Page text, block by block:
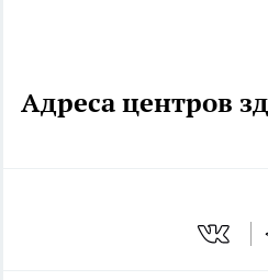
Адреса центров